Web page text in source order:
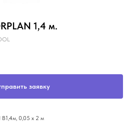
1,4 м.
заявку
В1,4м, 0,05 х 2 м